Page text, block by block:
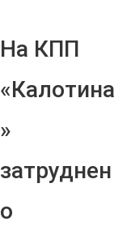
На КПП
«Калотина
»
затруднен
о